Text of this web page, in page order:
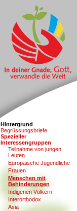
Hintergrund
Begrüssungsbriefe
Spezieller
Interessengruppen
Teilnahme von jungen
Leuten
Europäische Jugendliche
Frauen
Menschen mit
Behinderungen
Indigenen Völkern
Interorthodox
Asia